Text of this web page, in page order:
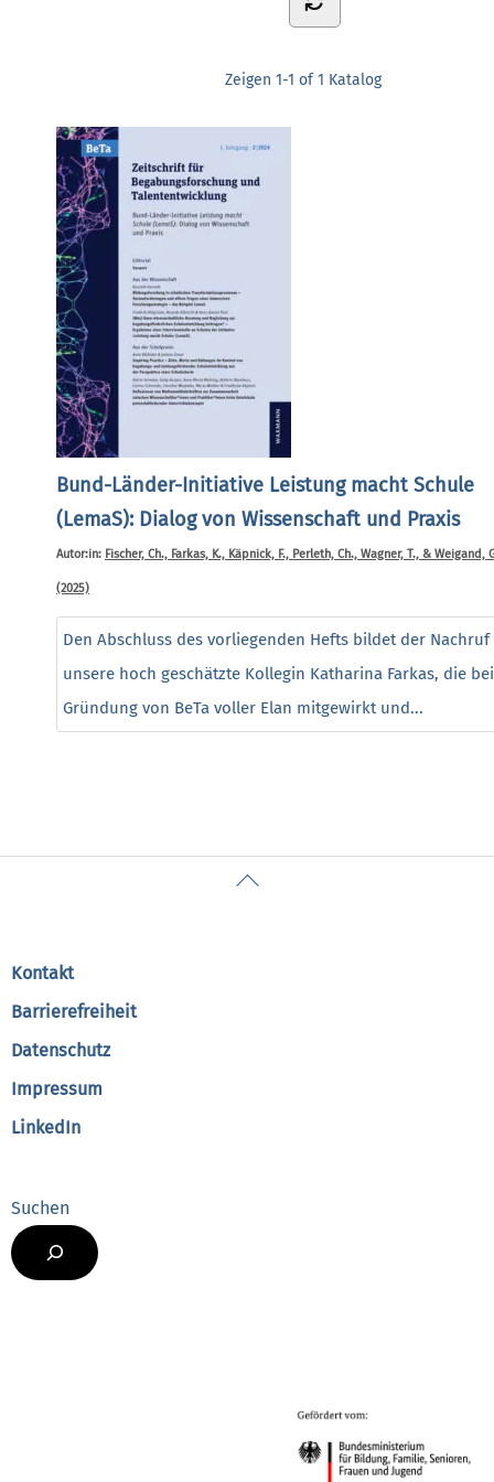
Zeigen 1-1 of 1 Katalog
Bund-Länder-Initiative Leistung macht Schule
(LemaS): Dialog von Wissenschaft und Praxis
Autor:in: Fischer, Ch., Farkas, K., Käpnick, F., Perleth, Ch., Wagner, T., & Weigand,
(2025)
Den Abschluss des vorliegenden Hefts bildet der Nachruf
unsere hoch geschätzte Kollegin Katharina Farkas, die
Gründung von BeTa voller Elan mitgewirkt und...
Back
Kontakt
Barrierefreiheit
Datenschutz
Impressum
LinkedIn
Suchen